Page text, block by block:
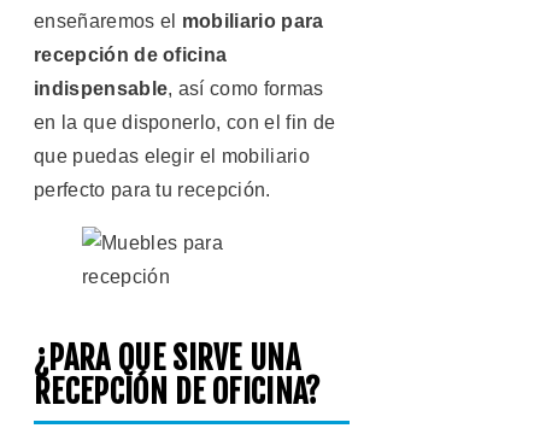
enseñaremos el mobiliario para
recepción de oficina
indispensable, así como formas
en la que disponerlo, con el fin de
que puedas elegir el mobiliario
perfecto para tu recepción.
¿PARA QUE SIRVE UNA
RECEPCIÓN DE OFICINA?